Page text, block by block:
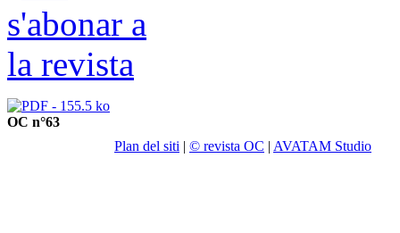
OC n°63
Plan del siti | © revista OC | AVATAM Studio